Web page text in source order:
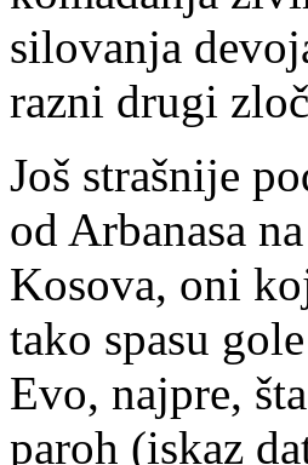
silovanja
razni drugi
Još strašnije
od Arbanasa
Kosova, oni
tako spasu
Evo, najpre,
paroh (iskaz